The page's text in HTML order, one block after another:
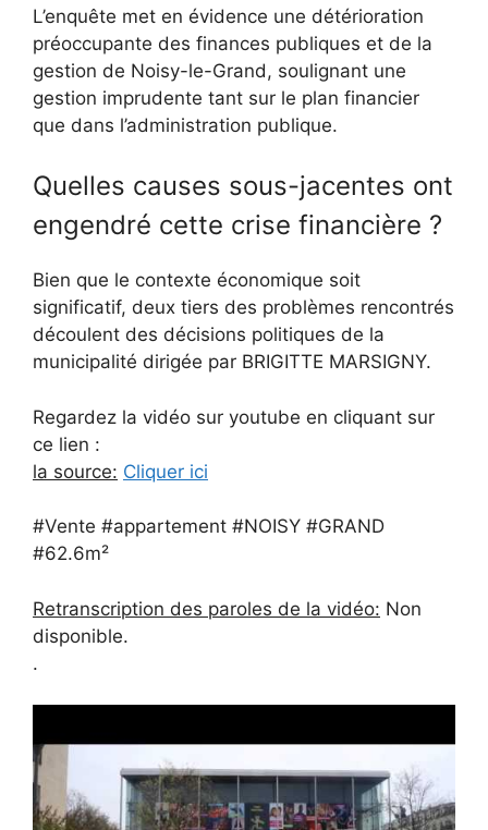
L’enquête met en évidence une détérioration
préoccupante des finances publiques et de la
gestion de Noisy-le-Grand, soulignant une
gestion imprudente tant sur le plan financier
que dans l’administration publique.
Quelles causes sous-jacentes ont
engendré cette crise financière ?
Bien que le contexte économique soit
significatif, deux tiers des problèmes rencontrés
découlent des décisions politiques de la
municipalité dirigée par BRIGITTE MARSIGNY.
Regardez la vidéo sur youtube en cliquant sur
ce lien :
la source: Cliquer ici
#Vente #appartement #NOISY #GRAND
#62.6m²
Retranscription des paroles de la vidéo: Non
disponible.
.